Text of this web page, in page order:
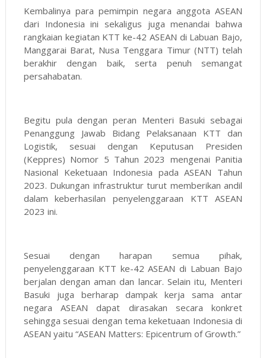
Kembalinya para pemimpin negara anggota ASEAN
dari Indonesia ini sekaligus juga menandai bahwa
rangkaian kegiatan KTT ke-42 ASEAN di Labuan Bajo,
Manggarai Barat, Nusa Tenggara Timur (NTT) telah
berakhir dengan baik, serta penuh semangat
persahabatan.
Begitu pula dengan peran Menteri Basuki sebagai
Penanggung Jawab Bidang Pelaksanaan KTT dan
Logistik, sesuai dengan Keputusan Presiden
(Keppres) Nomor 5 Tahun 2023 mengenai Panitia
Nasional Keketuaan Indonesia pada ASEAN Tahun
2023. Dukungan infrastruktur turut memberikan andil
dalam keberhasilan penyelenggaraan KTT ASEAN
2023 ini.
Sesuai dengan harapan semua pihak,
penyelenggaraan KTT ke-42 ASEAN di Labuan Bajo
berjalan dengan aman dan lancar. Selain itu, Menteri
Basuki juga berharap dampak kerja sama antar
negara ASEAN dapat dirasakan secara konkret
sehingga sesuai dengan tema keketuaan Indonesia di
ASEAN yaitu “ASEAN Matters: Epicentrum of Growth.”